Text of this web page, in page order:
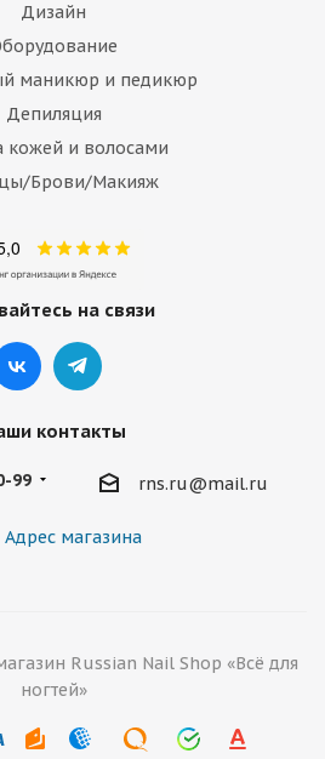
Дизайн
маникюр и педикюр
Депиляция
кожей и волосами
Брови/Макияж
на связи
контакты
99 rns.ru@mail.ru
Адрес магазина
Russian Nail Shop «Всё для
ногтей»